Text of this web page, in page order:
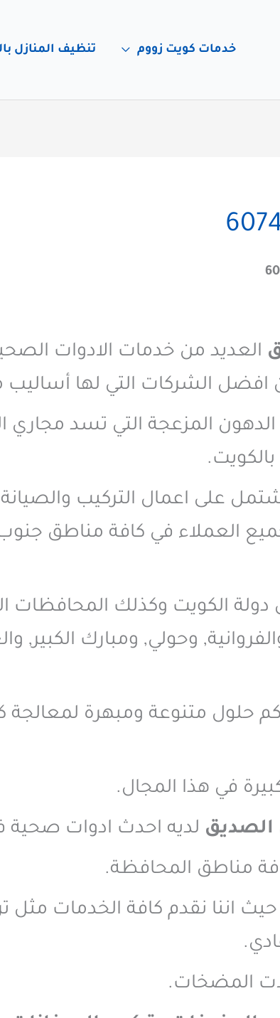
خدمات كويت زووم تنظيف المنازل
العديد من خدمات الادوات
الشركات التي لها
المزعجة التي تسد مجاري
على اعمال التركيب
العملاء في كافة مناطق
دولة الكويت وكذلك المحافظات
وحولي, ومبارك الكبير,
حلول متنوعة ومبهرة
في هذا المجال.
لديه احدث ادوات صحية
مناطق المحافظة.
حيث اننا نقدم كافة الخدمات
المضخات.